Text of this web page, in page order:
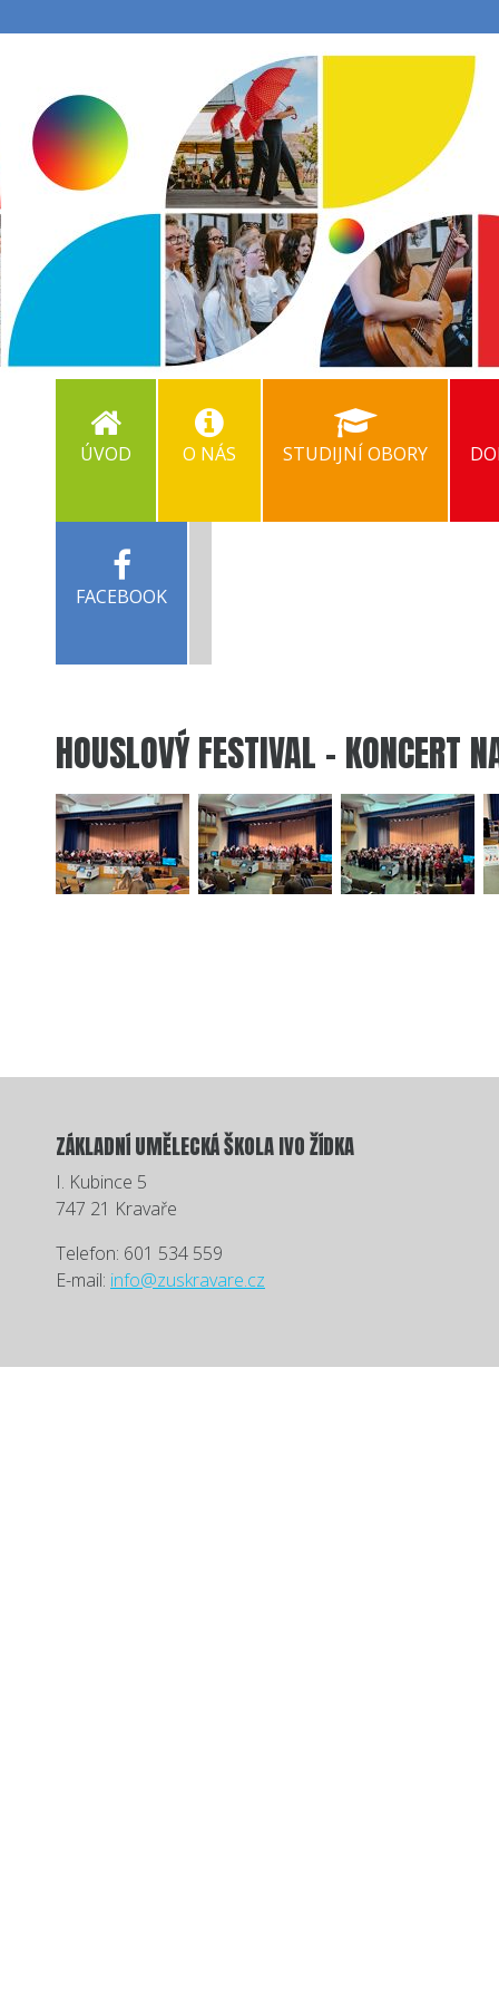
ÚVOD O NÁS STUDIJNÍ OBORY
FACEBOOK
HOUSLOVÝ FESTIVAL - KONCERT
ZÁKLADNÍ UMĚLECKÁ ŠKOLA IVO ŽÍDKA
I. Kubince 5
747 21 Kravaře
Telefon: 601 534 559
E-mail: info@zuskravare.cz